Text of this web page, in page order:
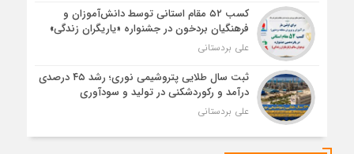
کسب ۵۲ مقام استانی توسط دانش‌آموزان و
فرهنگیان بردخون در جشنواره «یاریگران زندگی»
علی بردستانی
ثبت سال طلایی پتروشیمی نوری؛ رشد ۴۵ درصدی
درآمد و رکوردشکنی در تولید و سودآوری
علی بردستانی